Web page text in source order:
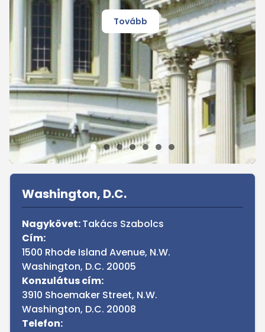
Tovább
Sidebar
Washington, D.C.
Nagykövet:Takács Szabolcs
Cím:
1500 Rhode Island Avenue, N.W.
Washington, D.C. 20005
Konzulátus cím:
3910 Shoemaker Street, N.W.
Washington, D.C. 20008
Telefon: